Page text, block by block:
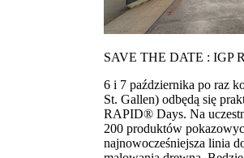
SAVE THE DATE : IGP
6 i 7 października po raz
St. Gallen) odbędą się
RAPID® Days. Na
200 produktów
najnowocześniejsza linia